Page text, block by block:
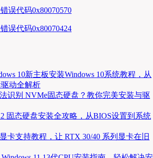
误代码0x80070570
误代码0x80070424
10新主板安装Windows 10系统教程，从
动全解析
识别 NVMe固态硬盘？教你完美安装与驱
固态硬盘安装全攻略，从BIOS设置到系统
卡支持教程，让 RTX 30/40 系列显卡在旧